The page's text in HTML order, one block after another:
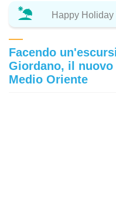
Happy Holiday
Facendo
Giordano, il nuovo
Medio Oriente